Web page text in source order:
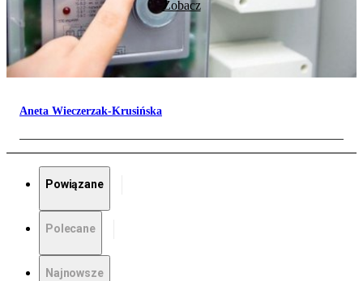
Zobacz
Aneta Wieczerzak-Krusińska
Powiązane
Polecane
Najnowsze